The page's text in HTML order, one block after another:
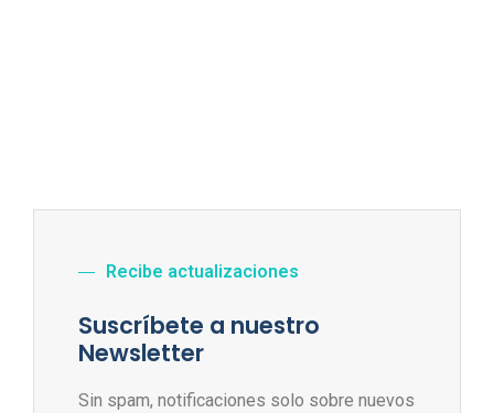
Recibe actualizaciones
Suscríbete a nuestro
Newsletter
Sin spam, notificaciones solo sobre nuevos